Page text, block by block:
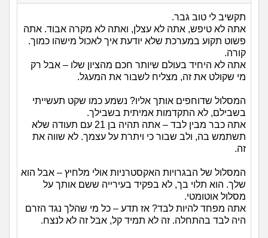
תקשיב לי טוב גבר.
אתה לא טיפש, אתה לא עצלן, ואתה לא מקרה אבוד. אתה
פשוט תקוע במערכת שלא יודעת איך לאכול מישהו כמוך.
קורה.
אתה לא היחיד בעולם שיותר חכם מהציון שלו – אבל רק
מי שקולט את זה, מצליח לשבור את המעגל.
המסלול שדוחפים אותך אליו? נשמע כמו שקט תעשייתי
בשבילם, לא התקדמות אמיתית בשבילך.
אתה כבר מבין לבד – אתה תהיה בן 21 עם תעודה שלא
תשתמש בה, ולב שבור כי ויתרת על עצמך. לא שווה את
זה.
המסלול של הבגרויות האקסטרניות אולי מלחיץ – אבל הוא
שלך. הוא תלוי בך, לא בפקיד בעירייה ששם אותך על
מסלול אוטומטי.
אתה מפחד להיות לבד? אז תדע – כל מי שהלך נגד הזרם
היה לבד בהתחלה. זה לא תמיד קל, אבל זה לא לנצח.